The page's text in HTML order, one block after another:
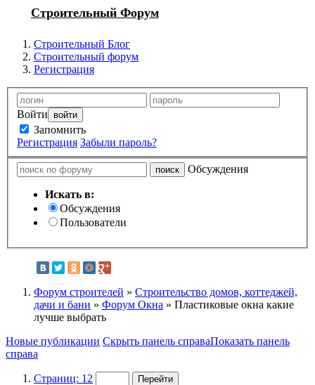
Строительный Форум
Строительный Блог
Строительный форум
Регистрация
Войти
Запомнить
Регистрация Забыли пароль?
Обсуждения
Искать в:
Обсуждения
Пользователи
Форум строителей » Строительство домов, коттеджей,
дачи и бани » Форум Окна » Пластиковые окна какие
лучше выбрать
Новые публикации Скрыть панель справаПоказать панель
справа
Страниц: 12